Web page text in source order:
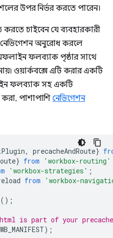
উপর নির্ভর করতে পারেন।
করতে চাইবেন যে ব্যবহারকারী
অনুরোধ করলে
ফলব্যাক পৃষ্ঠার সাথে
ওয়ার্কবক্সে এটি করার একটি
ফলব্যাক সহ একটি
পাশাপাশি নেভিগেশন
, precacheAndRoute}
} from 'workbox-routing'
'workbox-strategies' ;
from 'workbox-
();
is part of your
);